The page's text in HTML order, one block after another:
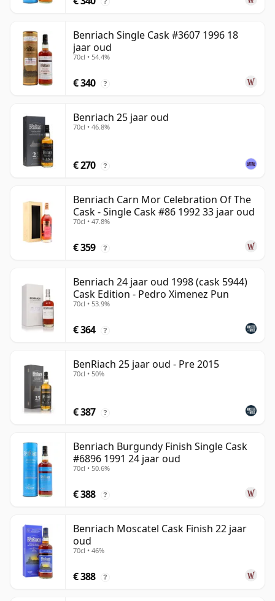
Benriach Single Cask #3607 1996 18
jaar oud
70cl • 54.4%
€ 340 ?
Benriach 25 jaar oud
70cl • 46.8%
€ 270 ?
Benriach Carn Mor Celebration Of The
Cask - Single Cask #86 1992 33 jaar oud
70cl • 47.8%
€ 359 ?
Benriach 24 jaar oud 1998 (cask 5944)
Cask Edition - Pedro Ximenez Pun
70cl • 53.9%
€ 364 ?
BenRiach 25 jaar oud - Pre 2015
70cl • 50%
€ 387 ?
Benriach Burgundy Finish Single Cask
#6896 1991 24 jaar oud
70cl • 50.6%
€ 388 ?
Benriach Moscatel Cask Finish 22 jaar
oud
70cl • 46%
€ 388 ?